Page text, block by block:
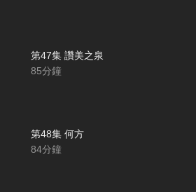
第47集 讚美之泉
85分鐘
第48集 何方
84分鐘